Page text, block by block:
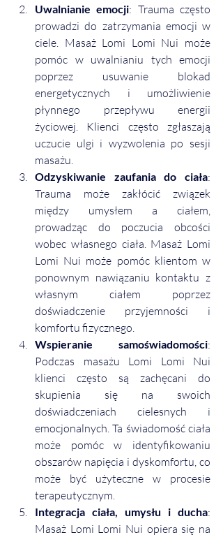
Uwalnianie emocji: Trauma często
prowadzi do zatrzymania emocji w
ciele. Masaż Lomi Lomi Nui może
pomóc w uwalnianiu tych emocji
poprzez usuwanie blokad
energetycznych i umożliwienie
płynnego przepływu energii
życiowej. Klienci często zgłaszają
uczucie ulgi i wyzwolenia po sesji
masażu.
Odzyskiwanie zaufania do ciała:
Trauma może zakłócić związek
między umysłem a ciałem,
prowadząc do poczucia obcości
wobec własnego ciała. Masaż Lomi
Lomi Nui może pomóc klientom w
ponownym nawiązaniu kontaktu z
własnym ciałem poprzez
doświadczenie przyjemności i
komfortu fizycznego.
Wspieranie samoświadomości:
Podczas masażu Lomi Lomi Nui
klienci często są zachęcani do
skupienia się na swoich
doświadczeniach cielesnych i
emocjonalnych. Ta świadomość ciała
może pomóc w identyfikowaniu
obszarów napięcia i dyskomfortu, co
może być użyteczne w procesie
terapeutycznym.
Integracja ciała, umysłu i ducha:
Masaż Lomi Lomi Nui opiera się na